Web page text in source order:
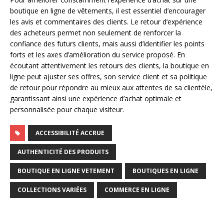
boutique en ligne de vêtements, il est essentiel d’encourager
les avis et commentaires des clients. Le retour d’expérience
des acheteurs permet non seulement de renforcer la
confiance des futurs clients, mais aussi d’identifier les points
forts et les axes d’amélioration du service proposé. En
écoutant attentivement les retours des clients, la boutique en
ligne peut ajuster ses offres, son service client et sa politique
de retour pour répondre au mieux aux attentes de sa clientèle,
garantissant ainsi une expérience d’achat optimale et
personnalisée pour chaque visiteur.
ACCESSIBILITÉ ACCRUE
AUTHENTICITÉ DES PRODUITS
BOUTIQUE EN LIGNE VETEMENT BOUTIQUES EN LIGNE
COLLECTIONS VARIÉES COMMERCE EN LIGNE